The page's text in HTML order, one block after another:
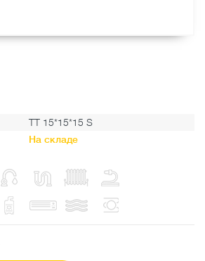
ТТ 15*15*15 S
На складе